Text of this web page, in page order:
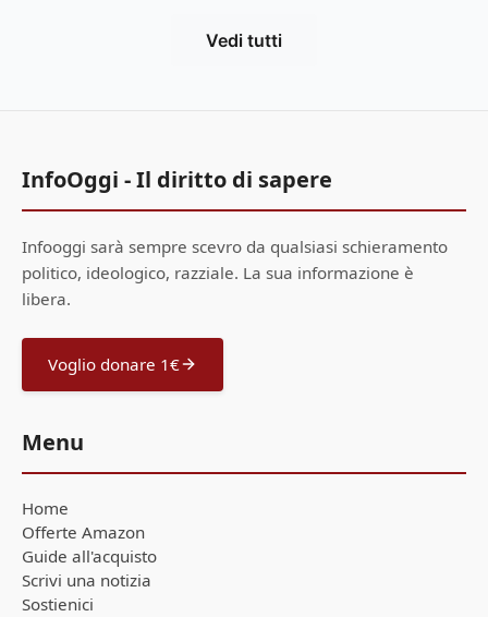
Vedi tutti
InfoOggi - Il diritto di sapere
Infooggi sarà sempre scevro da qualsiasi schieramento
politico, ideologico, razziale. La sua informazione è
libera.
Voglio donare 1€
Menu
Home
Offerte Amazon
Guide all'acquisto
Scrivi una notizia
Sostienici